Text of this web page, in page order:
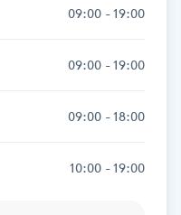
09:00 - 19:00
09:00 - 19:00
09:00 - 18:00
10:00 - 19:00